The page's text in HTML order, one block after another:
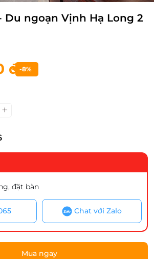
Du ngoạn Vịnh Hạ Long 2
đ -8%
+
đặt bàn
Chat với Zalo
Mua ngay